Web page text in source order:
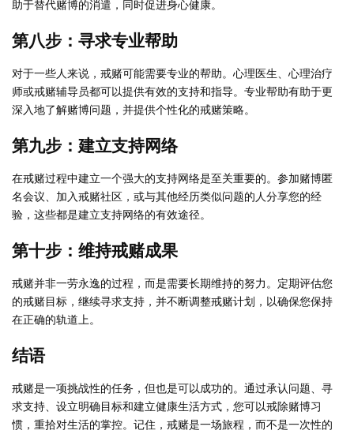
助于替代赌博的消遣，同时促进身心健康。
第八步：寻求专业帮助
对于一些人来说，戒赌可能需要专业的帮助。心理医生、心理治疗
师或戒赌辅导员都可以提供有效的支持和指导。专业帮助有助于更
深入地了解赌博问题，并提供个性化的戒赌策略。
第九步：建立支持网络
在戒赌过程中建立一个强大的支持网络是至关重要的。参加赌博匿
名会议、加入戒赌社区，或与其他经历类似问题的人分享您的经
验，这些都是建立支持网络的有效途径。
第十步：维持戒赌成果
戒赌并非一劳永逸的过程，而是需要长期维持的努力。定期评估您
的戒赌目标，继续寻求支持，并不断调整戒赌计划，以确保您保持
在正确的轨道上。
结语
戒赌是一项挑战性的任务，但也是可以成功的。通过承认问题、寻
求支持、设立明确目标和建立健康生活方式，您可以戒除赌博习
惯，重拾对生活的掌控。记住，戒赌是一场旅程，而不是一次性的